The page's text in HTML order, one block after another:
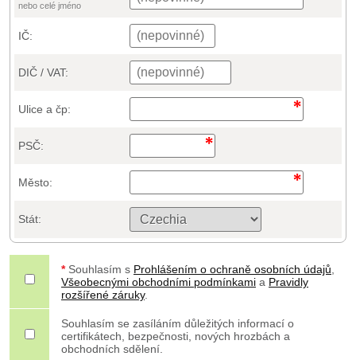
nebo celé jméno
IČ:
DIČ / VAT:
Ulice a čp:
PSČ:
Město:
Stát:
* Souhlasím s Prohlášením o ochraně osobních údajů
Všeobecnými obchodními podmínkami a Pravidly
rozšířené záruky.
Souhlasím se zasíláním důležitých informací o
certifikátech, bezpečnosti, nových hrozbách a
obchodních sdělení.